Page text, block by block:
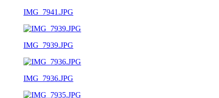
IMG_7941.JPG
IMG_7939.JPG
IMG_7936.JPG